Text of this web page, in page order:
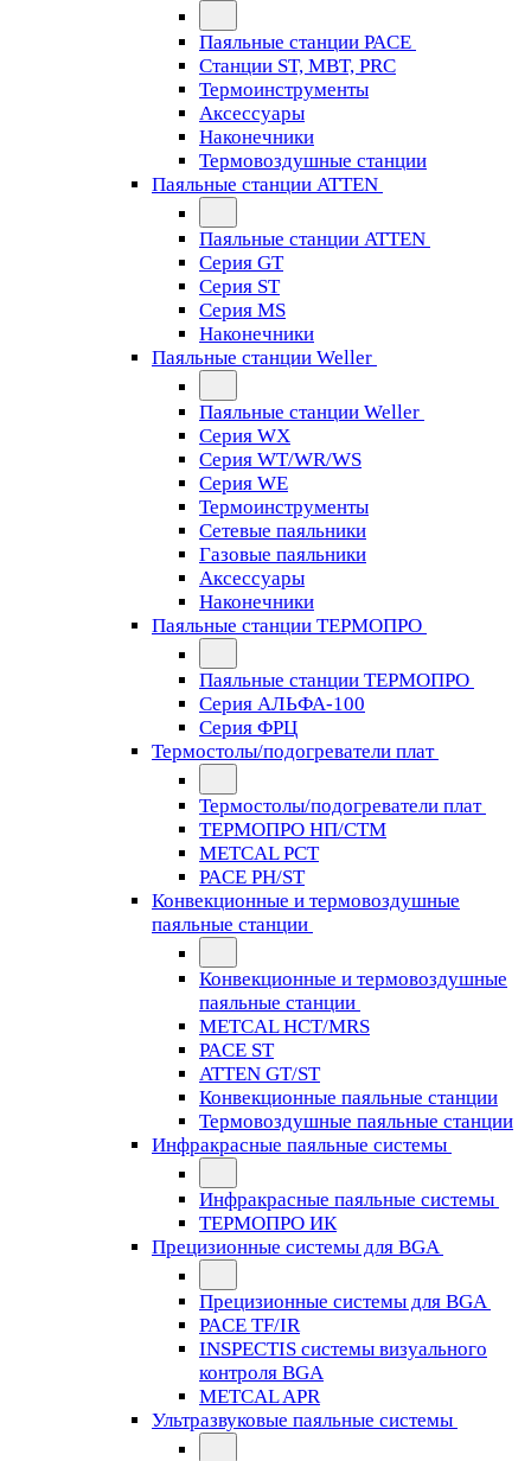
Паяльные станции PACE
Станции ST, MBT, PRC
Термоинструменты
Аксессуары
Наконечники
Термовоздушные станции
Паяльные станции ATTEN
Паяльные станции ATTEN
Серия GT
Серия ST
Серия MS
Наконечники
Паяльные станции Weller
Паяльные станции Weller
Серия WX
Серия WT/WR/WS
Серия WE
Термоинструменты
Сетевые паяльники
Газовые паяльники
Аксессуары
Наконечники
Паяльные станции ТЕРМОПРО
Паяльные станции ТЕРМОПРО
Серия АЛЬФА-100
Серия ФРЦ
Термостолы/подогреватели плат
Термостолы/подогреватели плат
ТЕРМОПРО НП/СТМ
METCAL PCT
PACE PH/ST
Конвекционные и термовоздушные
паяльные станции
Конвекционные и термовоздушные
паяльные станции
METCAL HCT/MRS
PACE ST
ATTEN GT/ST
Конвекционные паяльные станции
Термовоздушные паяльные станции
Инфракрасные паяльные системы
Инфракрасные паяльные системы
ТЕРМОПРО ИК
Прецизионные системы для BGA
Прецизионные системы для BGA
PACE TF/IR
INSPECTIS системы визуального
контроля BGA
METCAL APR
Ультразвуковые паяльные системы